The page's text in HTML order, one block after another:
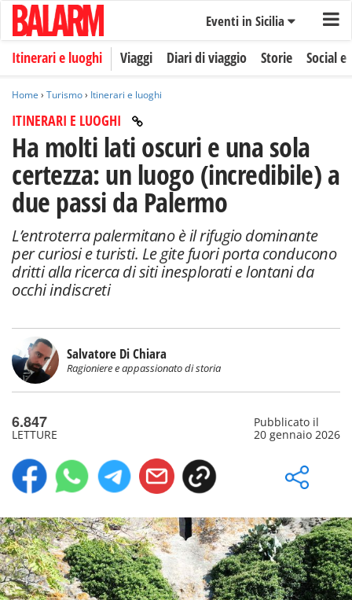
Eventi in Sicilia
Itinerari e luoghi Viaggi Diari di viaggio Storie Social
Home › Turismo› Itinerari e luoghi
ITINERARI E LUOGHI
Ha molti lati oscuri e una sola
certezza: un luogo (incredibile) a
due passi da Palermo
L’entroterra palermitano è il rifugio dominante
per curiosi e turisti. Le gite fuori porta conducono
dritti alla ricerca di siti inesplorati e lontani da
occhi indiscreti
Salvatore Di Chiara
Ragioniere e appassionato di storia
6.847
LETTURE
Pubblicato il
20 gennaio 2026